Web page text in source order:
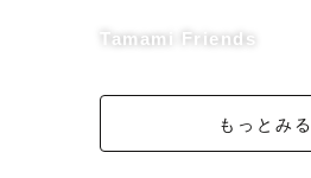
Tamami Friends
もっとみる